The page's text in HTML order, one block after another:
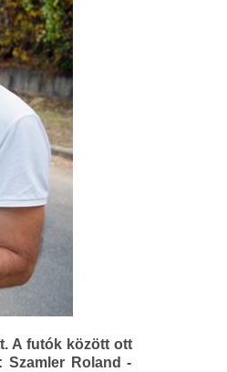
A futók között ott
Szamler Roland -